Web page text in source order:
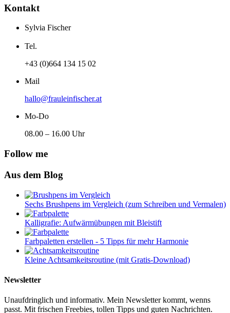
Kontakt
Sylvia Fischer
Tel.
+43 (0)664 134 15 02
Mail
hallo@frauleinfischer.at
Mo-Do
08.00 – 16.00 Uhr
Follow me
Aus dem Blog
Sechs Brushpens im Vergleich (zum Schreiben und Vermalen)
Kalligrafie: Aufwärmübungen mit Bleistift
Farbpaletten erstellen - 5 Tipps für mehr Harmonie
Kleine Achtsamkeitsroutine (mit Gratis-Download)
Newsletter
Unaufdringlich und informativ. Mein Newsletter kommt, wenns
passt. Mit frischen Freebies, tollen Tipps und guten Nachrichten.